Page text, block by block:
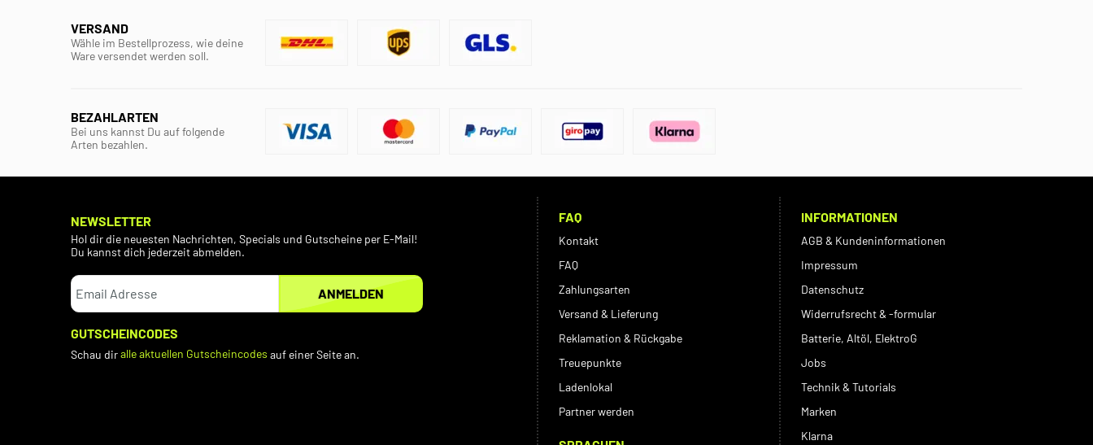
VERSAND
Wähle im Bestellprozess, wie deine
Ware versendet werden soll.
BEZAHLARTEN
Bei uns kannst Du auf folgende
Arten bezahlen.
NEWSLETTER
Hol dir die neuesten Nachrichten, Specials und Gutscheine per E-Mail!
Du kannst dich jederzeit abmelden.
ANMELDEN
GUTSCHEINCODES
Schau diralle aktuellen Gutscheincodes auf einer Seite an.
FAQ
Kontakt
FAQ
Zahlungsarten
Versand & Lieferung
Reklamation & Rückgabe
Treuepunkte
Ladenlokal
Partner werden
INFORMATIONEN
AGB & Kundeninformationen
Impressum
Datenschutz
Widerrufsrecht & -formular
Batterie, Altöl, ElektroG
Jobs
Technik & Tutorials
Marken
Klarna